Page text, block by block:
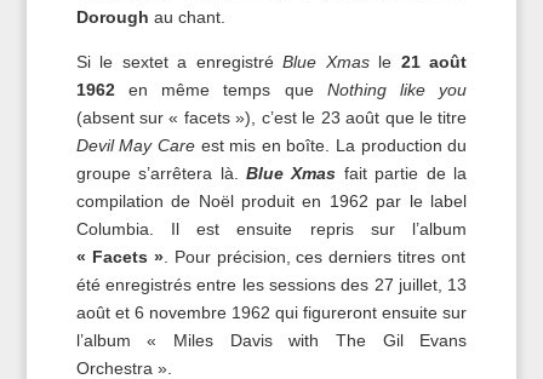
Dorough au chant.
Si le sextet a enregistréBlue Xmas le 21 août
1962 en même temps que Nothing like you
(absent sur « facets »), c’est le 23 août que le titre
Devil May Care est mis en boîte. La production du
groupe s’arrêtera là.
Blue Xmas fait partie de la
compilation de Noël produit en 1962 par le label
Columbia. Il est ensuite repris sur l’album
« Facets ». Pour précision, ces derniers titres ont
été enregistrés entre les sessions des 27 juillet, 13
août et 6 novembre 1962 qui figureront ensuite sur
l’album « Miles Davis with The Gil Evans
Orchestra ».